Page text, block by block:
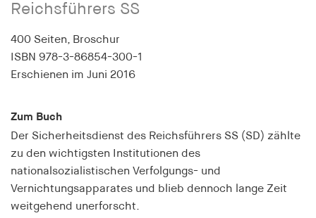
Reichsführers SS
400 Seiten, Broschur
ISBN 978-3-86854-300-1
Erschienen im Juni 2016
Zum Buch
Der Sicherheitsdienst des Reichsführers SS (SD) zählte
zu den wichtigsten Institutionen des
nationalsozialistischen Verfolgungs- und
Vernichtungsapparates und blieb dennoch lange Zeit
weitgehend unerforscht.
cookie_consent
Name:
cookie_consent
hamburger-edition.de
Speichert den Zustimmungsstatus des Benutzers
für Cookies auf der aktuellen Domäne.
Cookie Laufzeit: